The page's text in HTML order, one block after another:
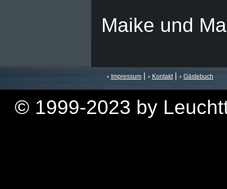
Maike und
Impressum Kontakt Gästebuch
© 1999-2023 by